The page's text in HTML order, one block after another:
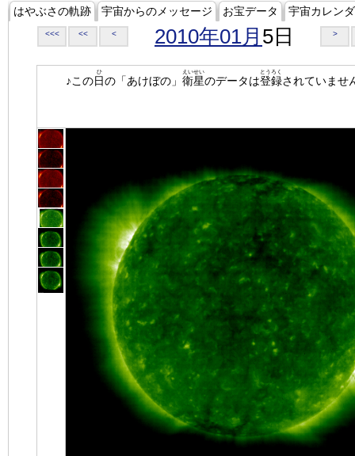
はやぶさの軌跡 宇宙からのメッセージ お宝データ 宇宙カレン
<<< << < 2010年01月 5日 >
♪この日
ひ
の「あけぼの」 衛星
えいせい
のデータは登録
とうろく
されていませ